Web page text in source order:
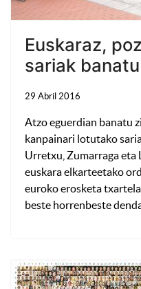
Euskaraz,
sariak
29 Abril 2016
Atzo eguerdian banatu
kanpainari lotutako
Urretxu, Zumarraga eta
euskara elkarteetako
euroko erosketa
beste horrenbeste